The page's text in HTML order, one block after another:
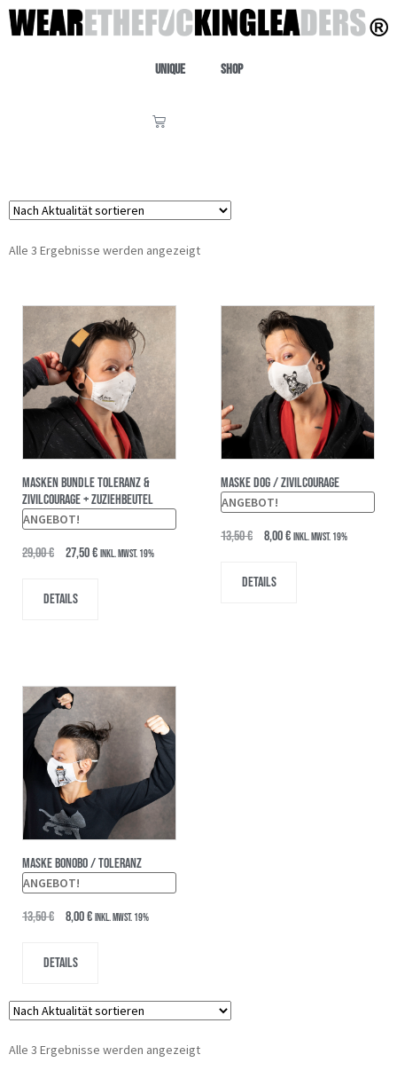
Unique Shop
Alle 3 Ergebnisse werden angezeigt
MASKEN BUNDLE Toleranz &
Zivilcourage + Zuziehbeutel
ANGEBOT!
29,00€ 27,50€ inkl. MwSt. 19%
Details
MASKE DOG / ZIVILCOURAGE
ANGEBOT!
13,50€ 8,00€ inkl. MwSt. 19%
Details
MASKE BONOBO / TOLERANZ
ANGEBOT!
13,50€ 8,00€ inkl. MwSt. 19%
Details
Alle 3 Ergebnisse werden angezeigt